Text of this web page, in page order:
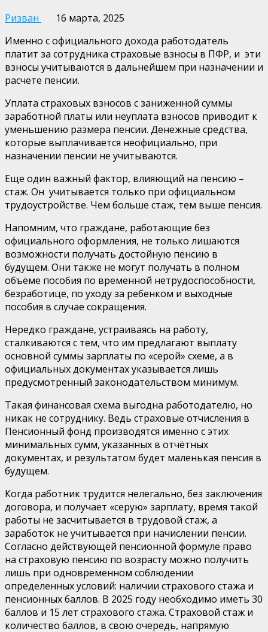
Ризван
16 марта, 2025
Именно с официального дохода работодатель
платит за сотрудника страховые взносы в ПФР, и эти
взносы учитываются в дальнейшем при назначении и
расчете пенсии.
Уплата страховых взносов с заниженной суммы
заработной платы или неуплата взносов приводит к
уменьшению размера пенсии. Денежные средства,
которые выплачивается неофициально, при
назначении пенсии не учитываются.
Еще один важный фактор, влияющий на пенсию –
стаж. Он учитывается только при официальном
трудоустройстве. Чем больше стаж, тем выше пенсия.
Напомним, что граждане, работающие без
официального оформления, не только лишаются
возможности получать достойную пенсию в
будущем. Они также не могут получать в полном
объёме пособия по временной нетрудоспособности,
безработице, по уходу за ребенком и выходные
пособия в случае сокращения.
Нередко граждане, устраиваясь на работу,
сталкиваются с тем, что им предлагают выплату
основной суммы зарплаты по «серой» схеме, а в
официальных документах указывается лишь
предусмотренный законодательством минимум.
Такая финансовая схема выгодна работодателю, но
никак не сотруднику. Ведь страховые отчисления в
Пенсионный фонд производятся именно с этих
минимальных сумм, указанных в отчётных
документах, и результатом будет маленькая пенсия в
будущем.
Когда работник трудится нелегально, без заключения
договора, и получает «серую» зарплату, время такой
работы не засчитывается в трудовой стаж, а
заработок не учитывается при начислении пенсии.
Согласно действующей пенсионной формуле право
на страховую пенсию по возрасту можно получить
лишь при одновременном соблюдении
определенных условий: наличии страхового стажа и
пенсионных баллов. В 2025 году необходимо иметь 30
баллов и 15 лет страхового стажа. Страховой стаж и
количество баллов, в свою очередь, напрямую